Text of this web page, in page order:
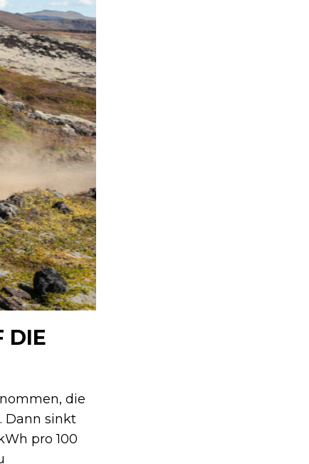
DIE
die
Dann sinkt
pro 100